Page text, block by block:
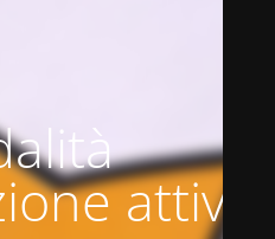
attiva